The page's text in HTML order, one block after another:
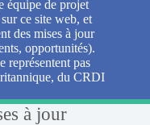
équipe de projet
ce site web, et
des mises à jour
opportunités).
représentent pas
du CRDI
à jour